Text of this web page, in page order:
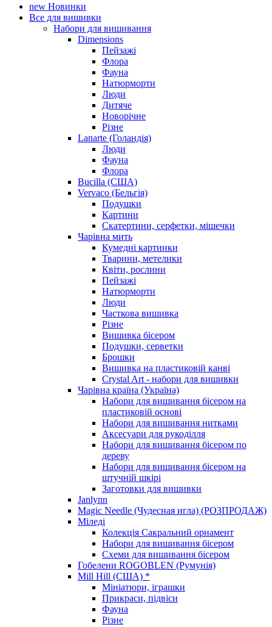
new Новинки
Все для вишивки
Набори для вишивання
Dimensions
Пейзажі
Флора
Фауна
Натюрморти
Люди
Дитяче
Новорічне
Різне
Lanarte (Голандія)
Люди
Фауна
Флора
Bucilla (США)
Vervaco (Бельгія)
Подушки
Картини
Скатертини, серфетки, мішечки
Чарiвна мить
Кумедні картинки
Тварини, метелики
Квіти, рослини
Пейзажі
Натюрморти
Люди
Часткова вишивка
Різне
Вишивка бісером
Подушки, серветки
Брошки
Вишивка на пластиковій канві
Crystal Art - набори для вишивки
Чарівна країна (Україна)
Набори для вишивання бісером на
пластиковій основі
Набори для вишивання нитками
Аксесуари для рукоділля
Набори для вишивання бісером по
дереву
Набори для вишивання бісером на
штучній шкірі
Заготовки для вишивки
Janlynn
Magic Needle (Чудесная игла) (РОЗПРОДАЖ)
Міледі
Колекція Сакральний орнамент
Набори для вишивання бісером
Схеми для вишивання бісером
Гобелени ROGOBLEN (Румунія)
Mill Hill (США) *
Мініатюри, іграшки
Прикраси, підвіси
Фауна
Різне